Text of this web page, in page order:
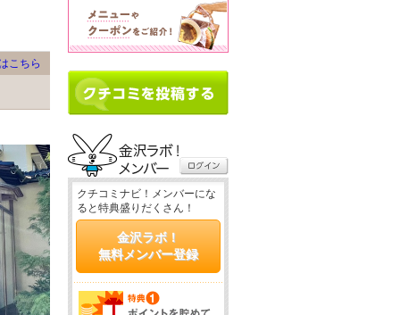
こちら
クチコミナビ！メンバーにな
ると特典盛りだくさん！
金沢ラボ！
無料メンバー登録